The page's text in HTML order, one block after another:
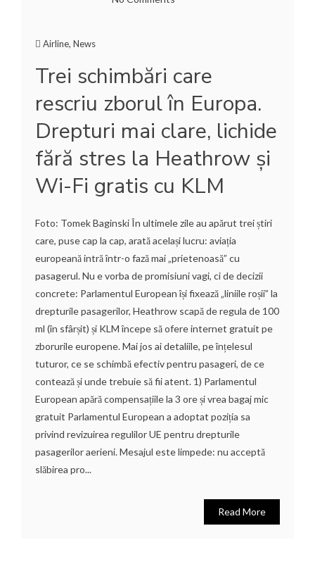
Airline, News
Trei schimbări care
rescriu zborul în Europa.
Drepturi mai clare, lichide
fără stres la Heathrow și
Wi-Fi gratis cu KLM
Foto: Tomek Baginski În ultimele zile au apărut trei știri
care, puse cap la cap, arată același lucru: aviația
europeană intră într-o fază mai „prietenoasă” cu
pasagerul. Nu e vorba de promisiuni vagi, ci de decizii
concrete: Parlamentul European își fixează „liniile roșii” la
drepturile pasagerilor, Heathrow scapă de regula de 100
ml (în sfârșit) și KLM începe să ofere internet gratuit pe
zborurile europene. Mai jos ai detaliile, pe înțelesul
tuturor, ce se schimbă efectiv pentru pasageri, de ce
contează și unde trebuie să fii atent. 1) Parlamentul
European apără compensațiile la 3 ore și vrea bagaj mic
gratuit Parlamentul European a adoptat poziția sa
privind revizuirea regulilor UE pentru drepturile
pasagerilor aerieni. Mesajul este limpede: nu acceptă
slăbirea pro...
Read More